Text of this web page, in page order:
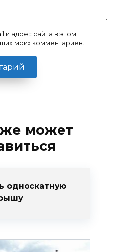
и адрес сайта в этом
моих комментариев.
может
односкатную